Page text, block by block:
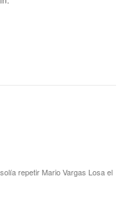
repetir Mario Vargas Losa el